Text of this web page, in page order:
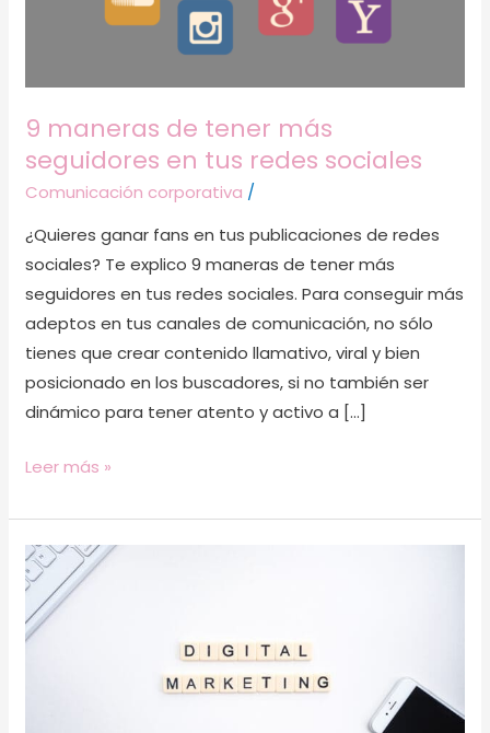
9 maneras de tener más
seguidores en tus redes sociales
Comunicación corporativa /
¿Quieres ganar fans en tus publicaciones de redes
sociales? Te explico 9 maneras de tener más
seguidores en tus redes sociales. Para conseguir más
adeptos en tus canales de comunicación, no sólo
tienes que crear contenido llamativo, viral y bien
posicionado en los buscadores, si no también ser
dinámico para tener atento y activo a […]
Leer más »
Cómo
vender
sin
vender